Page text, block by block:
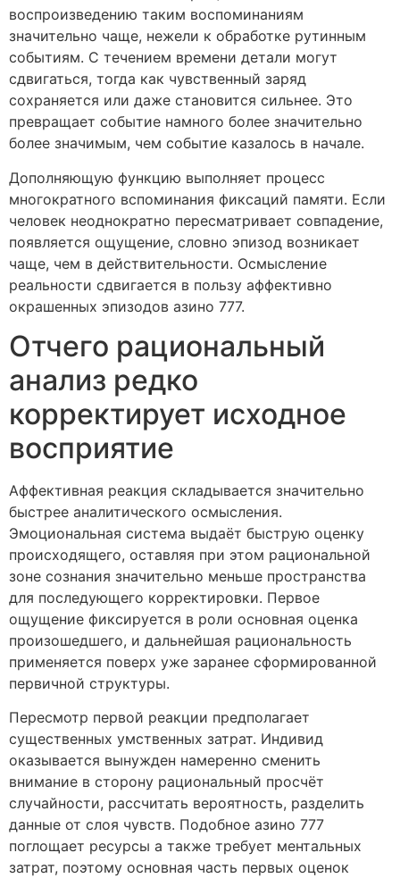
воспроизведению таким воспоминаниям
значительно чаще, нежели к обработке рутинным
событиям. С течением времени детали могут
сдвигаться, тогда как чувственный заряд
сохраняется или даже становится сильнее. Это
превращает событие намного более значительно
более значимым, чем событие казалось в начале.
Дополняющую функцию выполняет процесс
многократного вспоминания фиксаций памяти. Если
человек неоднократно пересматривает совпадение,
появляется ощущение, словно эпизод возникает
чаще, чем в действительности. Осмысление
реальности сдвигается в пользу аффективно
окрашенных эпизодов азино 777.
Отчего рациональный
анализ редко
корректирует исходное
восприятие
Аффективная реакция складывается значительно
быстрее аналитического осмысления.
Эмоциональная система выдаёт быструю оценку
происходящего, оставляя при этом рациональной
зоне сознания значительно меньше пространства
для последующего корректировки. Первое
ощущение фиксируется в роли основная оценка
произошедшего, и дальнейшая рациональность
применяется поверх уже заранее сформированной
первичной структуры.
Пересмотр первой реакции предполагает
существенных умственных затрат. Индивид
оказывается вынужден намеренно сменить
внимание в сторону рациональный просчёт
случайности, рассчитать вероятность, разделить
данные от слоя чувств. Подобное азино 777
поглощает ресурсы а также требует ментальных
затрат, поэтому основная часть первых оценок